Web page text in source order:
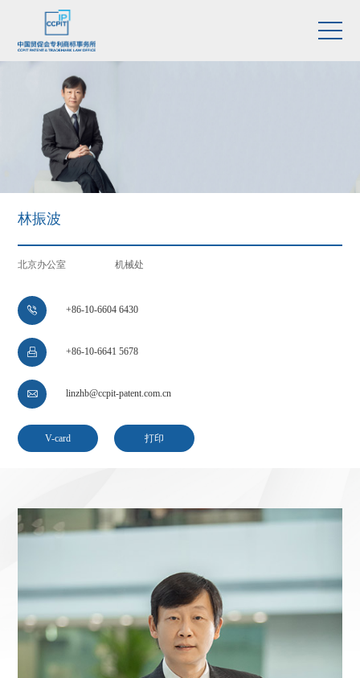
林振波
北京办公室 机械处
 +86-10-6604 6430
 +86-10-6641 5678
 linzhb@ccpit-patent.com.cn
V-card 打印